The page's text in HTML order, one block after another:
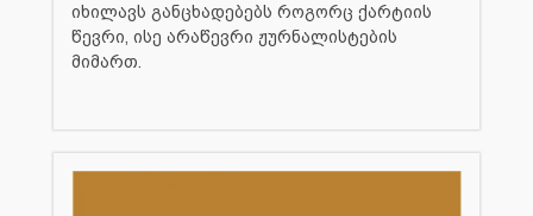
იხილავს განცხადებებს როგორც ქარტიის
წევრი, ისე არაწევრი ჟურნალისტების
მიმართ.